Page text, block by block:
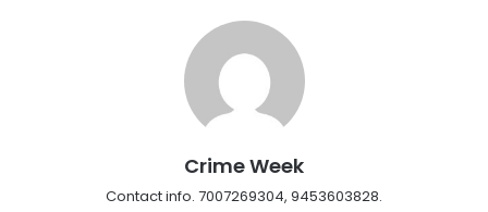
Crime Week
Contact info. 7007269304, 9453603828.